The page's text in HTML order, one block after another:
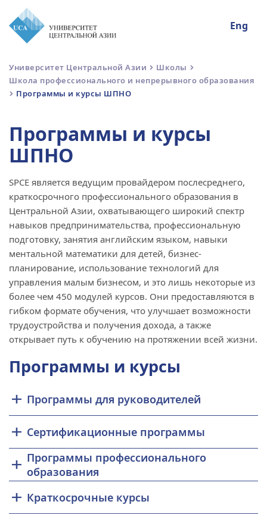
Eng
Университет Центральной Азии
Школы
Школа профессионального и непрерывного образования
Программы и курсы ШПНО
Программы и курсы
ШПНО
SPCE является ведущим провайдером послесреднего,
краткосрочного профессионального образования в
Центральной Азии, охватывающего широкий спектр
навыков предпринимательства, профессиональную
подготовку, занятия английским языком, навыки
ментальной математики для детей, бизнес-
планирование, использование технологий для
управления малым бизнесом, и это лишь некоторые из
более чем 450 модулей курсов. Они предоставляются в
гибком формате обучения, что улучшает возможности
трудоустройства и получения дохода, а также
открывает путь к обучению на протяжении всей жизни.
Программы и курсы
Программы для руководителей
Сертификационные программы
Программы профессионального
образования
Краткосрочные курсы